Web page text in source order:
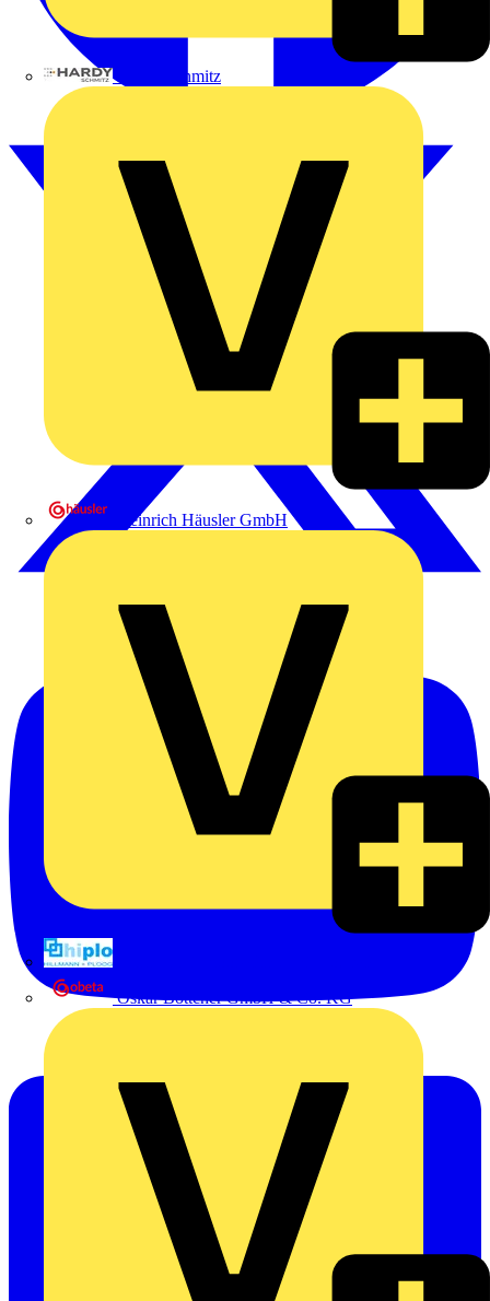
Hardy Schmitz
Heinrich Häusler GmbH
Oskar Böttcher GmbH & Co. KG